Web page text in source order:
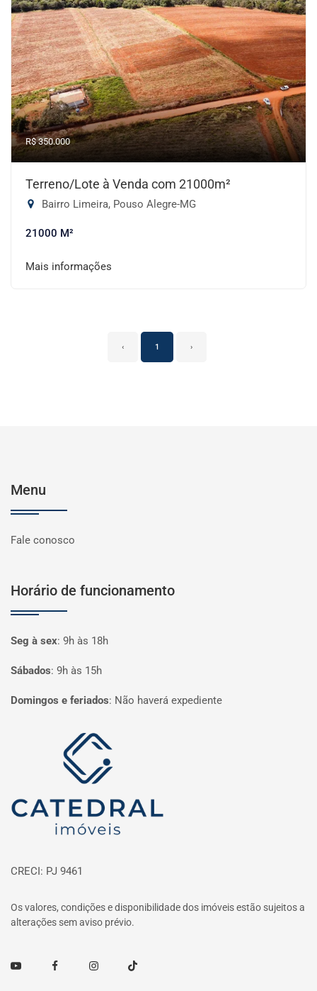
R$ 350.000
Terreno/Lote à Venda com 21000m²
Bairro Limeira, Pouso Alegre-MG
21000 M²
Mais informações
‹ 1 ›
Menu
Fale conosco
Horário de funcionamento
Seg à sex: 9h às 18h
Sábados: 9h às 15h
Domingos e feriados: Não haverá expediente
Página inicial
CRECI: PJ 9461
Os valores, condições e disponibilidade dos imóveis estão sujeitos a
alterações sem aviso prévio.
Youtube FacebookInstagramTikTok